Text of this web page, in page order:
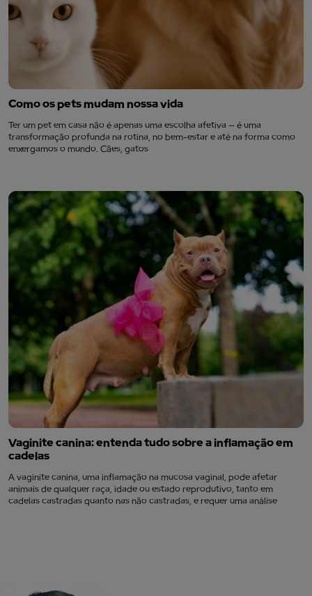
Como os pets mudam nossa vida
Ter um pet em casa não é apenas uma escolha afetiva — é uma
transformação profunda na rotina, no bem-estar e até na forma como
enxergamos o mundo. Cães, gatos
Vaginite canina: entenda tudo sobre a inflamação em
cadelas
A vaginite canina, uma inflamação na mucosa vaginal, pode afetar
animais de qualquer raça, idade ou estado reprodutivo, tanto em
cadelas castradas quanto nas não castradas, e requer uma análise